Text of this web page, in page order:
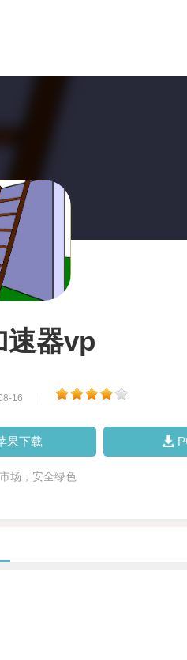
速器vp
16
果下载
场，安全绿色